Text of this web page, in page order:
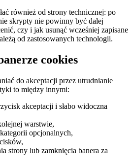
również od strony technicznej: po
skrypty nie powinny być dalej
czy i jak usunąć wcześniej zapisane
od zastosowanych technologii.
cookies
do akceptacji przez utrudnianie
to między innymi:
akceptacji i słabo widoczna
warstwie,
opcjonalnych,
strony lub zamknięcia banera za